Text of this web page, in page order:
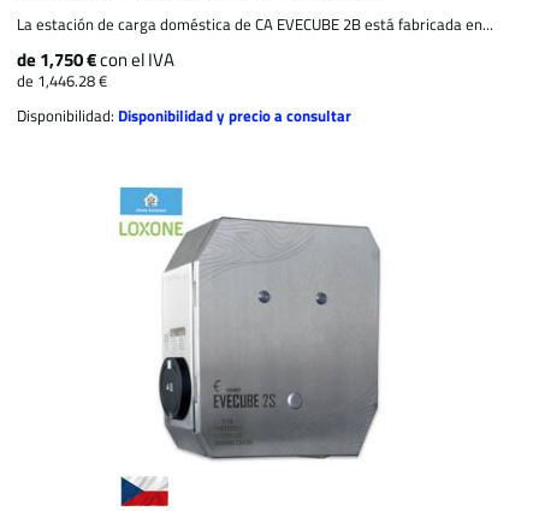
La estación de carga doméstica de CA EVECUBE 2B está fabricada en...
de 1,750 €con el IVA
de 1,446.28 €
Disponibilidad: Disponibilidad y precio a consultar